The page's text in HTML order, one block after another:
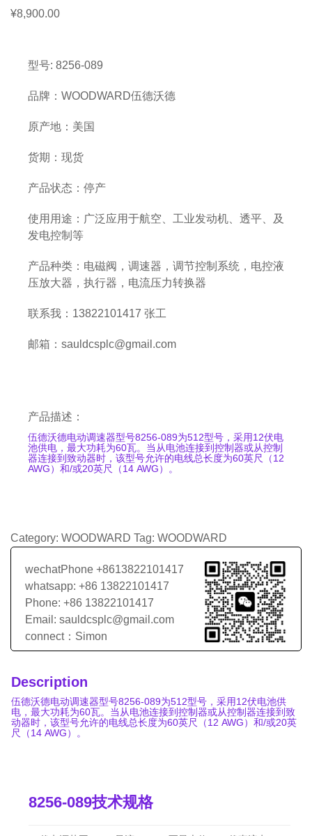
¥8,900.00
型号: 8256-089
品牌：WOODWARD伍德沃德
原产地：美国
货期：现货
产品状态：停产
使用用途：广泛应用于航空、工业发动机、透平、及
发电控制等
产品种类：电磁阀，调速器，调节控制系统，电控液
压放大器，执行器，电流压力转换器
联系我：13822101417 张工
邮箱：sauldcsplc@gmail.com
产品描述：
伍德沃德电动调速器型号8256-089为512型号，采用12伏电
池供电，最大功耗为60瓦。当从电池连接到控制器或从控制
器连接到致动器时，该型号允许的电线总长度为60英尺（12
AWG）和/或20英尺（14 AWG）。
Category: WOODWARD Tag: WOODWARD
wechatPhone +8613822101417
whatsapp: +86 13822101417
Phone: +86 13822101417
Email: sauldcsplc@gmail.com
connect：Simon
Description
伍德沃德电动调速器型号8256-089为512型号，采用12伏电池供
电，最大功耗为60瓦。当从电池连接到控制器或从控制器连接到致
动器时，该型号允许的电线总长度为60英尺（12 AWG）和/或20英
尺（14 AWG）。
8256-089技术规格